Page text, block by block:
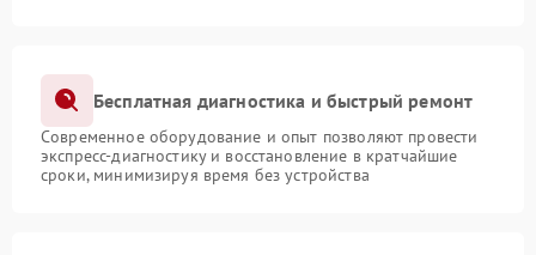
Бесплатная диагностика и быстрый ремонт
Современное оборудование и опыт позволяют провести
экспресс-диагностику и восстановление в кратчайшие
сроки, минимизируя время без устройства